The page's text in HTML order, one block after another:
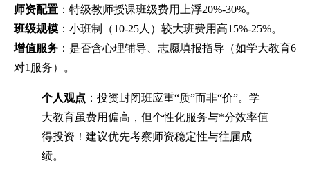
师资配置 ：特级教师授课班级费用上浮20%-30%。
班级规模 ：小班制（10-25人）较大班费用高15%-25%。
增值服务 ：是否含心理辅导、志愿填报指导（如学大教育6
对1服务）。
个人观点 ：投资封闭班应重“质”而非“价”。学
大教育虽费用偏高，但个性化服务与*分效率值
得投资！建议优先考察师资稳定性与往届成
绩。